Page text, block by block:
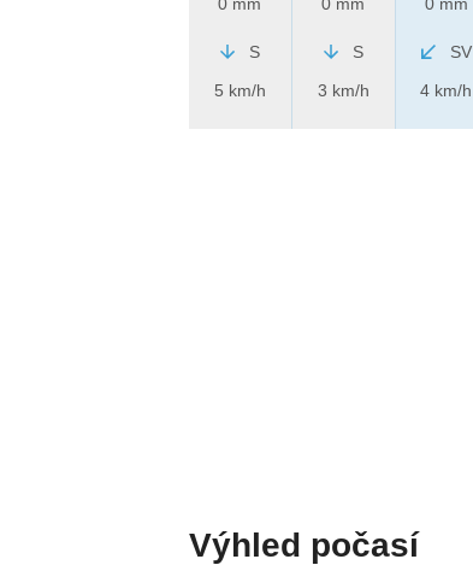
S
5 km/h
S
3 km/h
SV
4 km/h
Výhled počasí